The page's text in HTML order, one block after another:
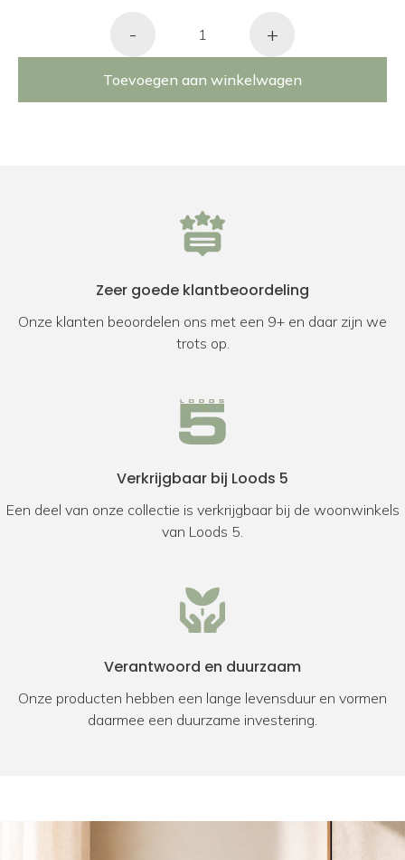
- +
Toevoegen aan winkelwagen
Zeer goede klantbeoordeling
Onze klanten beoordelen ons met een 9+ en daar zijn we
trots op.
Verkrijgbaar bij Loods 5
Een deel van onze collectie is verkrijgbaar bij de woonwinkels
van Loods 5.
Verantwoord en duurzaam
Onze producten hebben een lange levensduur en vormen
daarmee een duurzame investering.